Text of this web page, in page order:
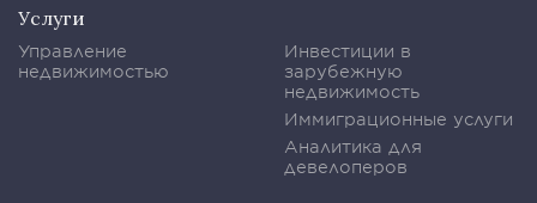
Услуги
Управление
недвижимостью
Инвестиции в
зарубежную
недвижимость
Иммиграционные услуги
Аналитика для
девелоперов